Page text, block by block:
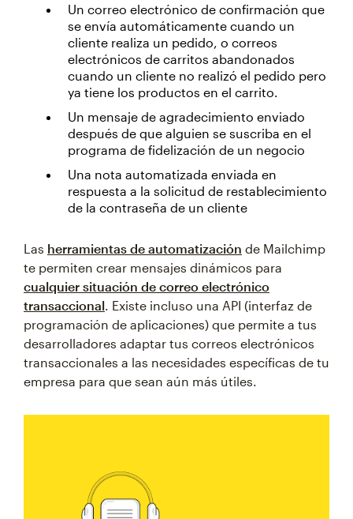
Un correo electrónico de confirmación que
se envía automáticamente cuando un
cliente realiza un pedido, o correos
electrónicos de carritos abandonados
cuando un cliente no realizó el pedido pero
ya tiene los productos en el carrito.
Un mensaje de agradecimiento enviado
después de que alguien se suscriba en el
programa de fidelización de un negocio
Una nota automatizada enviada en
respuesta a la solicitud de restablecimiento
de la contraseña de un cliente
Las herramientas de automatización de Mailchimp
te permiten crear mensajes dinámicos para
cualquier situación de correo electrónico
transaccional . Existe incluso una API (interfaz de
programación de aplicaciones) que permite a tus
desarrolladores adaptar tus correos electrónicos
transaccionales a las necesidades específicas de tu
empresa para que sean aún más útiles.